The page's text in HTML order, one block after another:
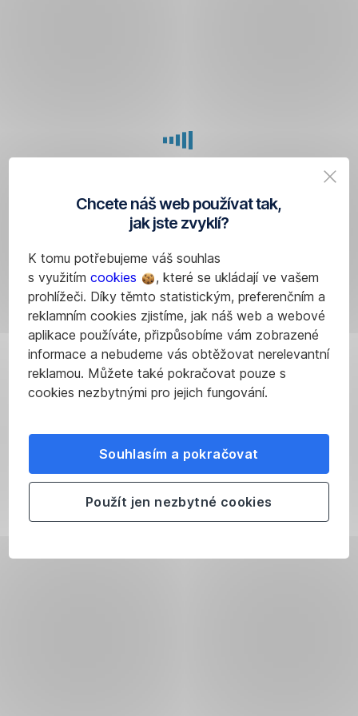
Chcete náš web používat tak,
jak jste zvyklí?
K tomu potřebujeme váš souhlas
s využitím cookies
, které se ukládají ve vašem
prohlížeči. Díky těmto statistickým, preferenčním a
reklamním cookies zjistíme, jak náš web a webové
aplikace používáte, přizpůsobíme vám zobrazené
informace a nebudeme vás obtěžovat nerelevantní
reklamou. Můžete také pokračovat pouze s
cookies nezbytnými pro jejich fungování.
Souhlasím a pokračovat
Použít jen nezbytné cookies